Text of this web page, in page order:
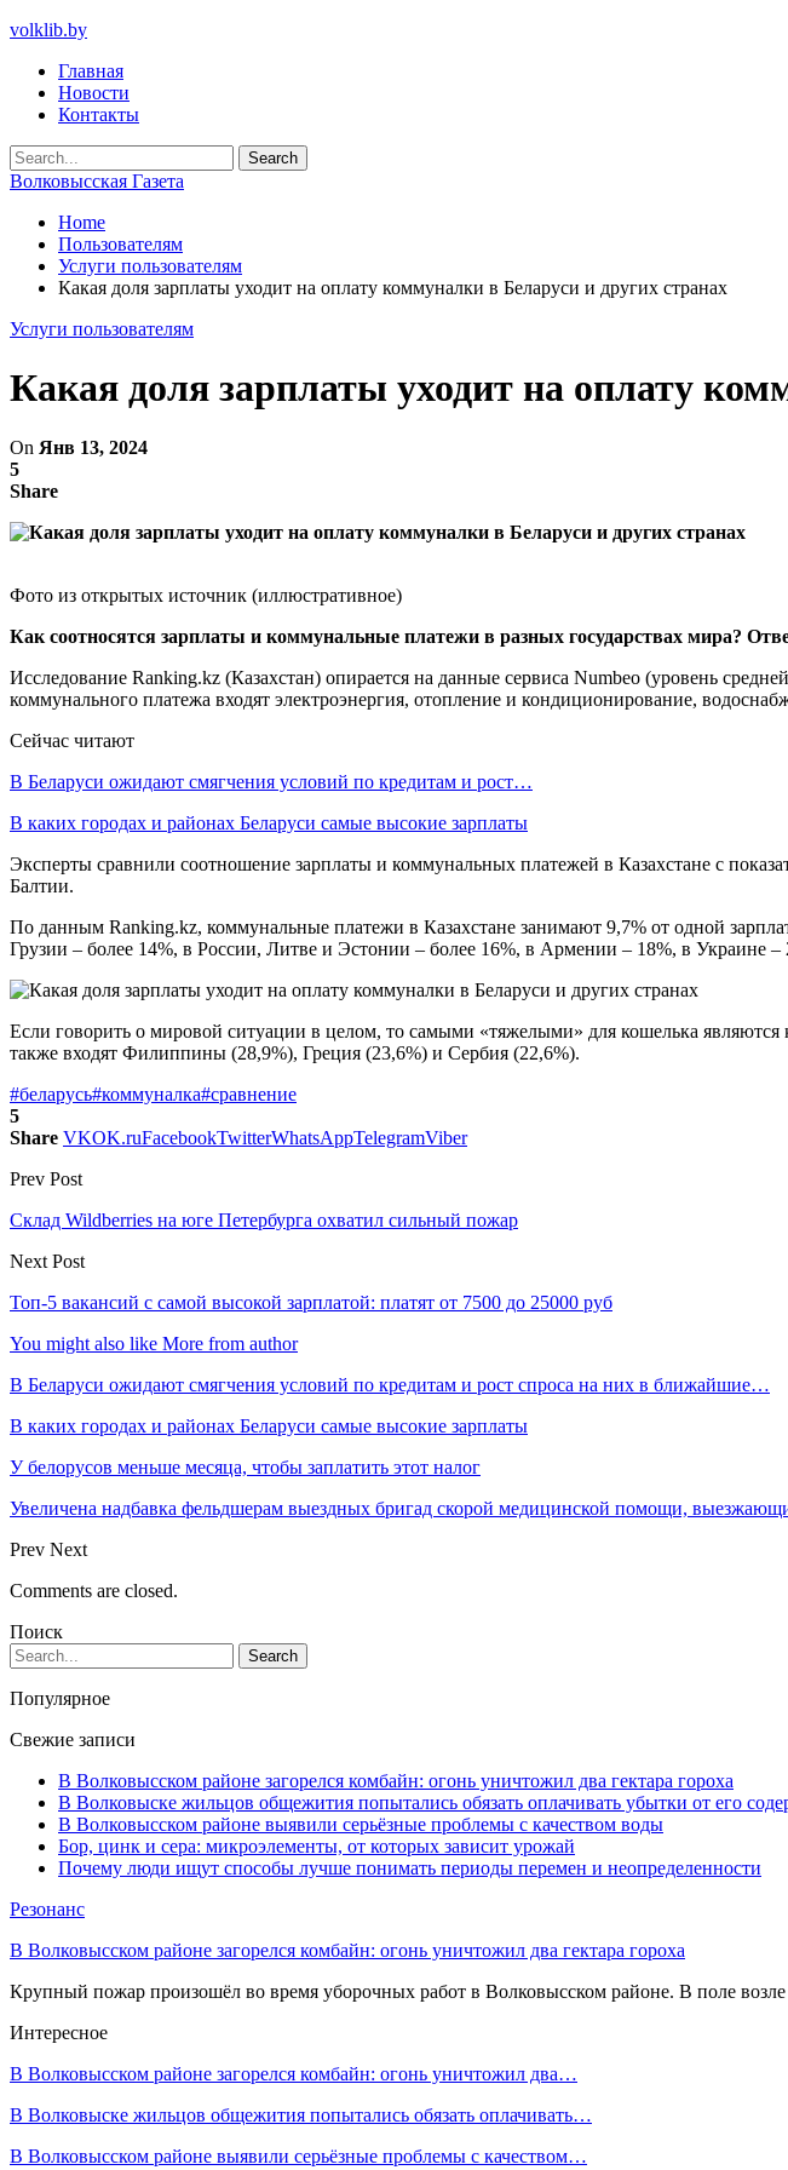
volklib.by
Главная
Новости
Контакты
Волковысская Газета
Home
Пользователям
Услуги пользователям
Какая доля зарплаты уходит на оплату коммуналки в Беларуси и других странах
Услуги пользователям
Какая доля зарплаты уходит на оплату
On Янв 13, 2024
5
Share
Фото из открытых источник (иллюстративное)
Как соотносятся зарплаты и коммунальные платежи в разных государствах мира?
Исследование Rаnking.kz (Казахстан) опирается на данные сервиса Numbeo (уровень
коммунального платежа входят электроэнергия, отопление и кондиционирование,
Сейчас читают
В Беларуси ожидают смягчения условий по кредитам и рост…
В каких городах и районах Беларуси самые высокие зарплаты
Эксперты сравнили соотношение зарплаты и коммунальных платежей в Казахстане с
Балтии.
По данным Rаnking.kz, коммунальные платежи в Казахстане занимают 9,7% от одной
Грузии – более 14%, в России, Литве и Эстонии – более 16%, в Армении – 18%, в Украине
Если говорить о мировой ситуации в целом, то самыми «тяжелыми» для кошелька
также входят Филиппины (28,9%), Греция (23,6%) и Сербия (22,6%).
#беларусь#коммуналка#сравнение
5
Share VKOK.ruFacebookTwitterWhatsAppTelegramViber
Prev Post
Склад Wildberries на юге Петербурга охватил сильный пожар
Next Post
Топ-5 вакансий с самой высокой зарплатой: платят от 7500 до 25000 руб
You might also like More from author
В Беларуси ожидают смягчения условий по кредитам и рост спроса на них в ближайшие…
В каких городах и районах Беларуси самые высокие зарплаты
У белорусов меньше месяца, чтобы заплатить этот налог
Увеличена надбавка фельдшерам выездных бригад скорой медицинской помощи,
Prev Next
Comments are closed.
Поиск
Популярное
Свежие записи
В Волковысском районе загорелся комбайн: огонь уничтожил два гектара гороха
В Волковыске жильцов общежития попытались обязать оплачивать убытки от его
В Волковысском районе выявили серьёзные проблемы с качеством воды
Бор, цинк и сера: микроэлементы, от которых зависит урожай
Почему люди ищут способы лучше понимать периоды перемен и неопределенности
Резонанс
В Волковысском районе загорелся комбайн: огонь уничтожил два гектара гороха
Крупный пожар произошёл во время уборочных работ в Волковысском районе. В поле
Интересное
В Волковысском районе загорелся комбайн: огонь уничтожил два…
В Волковыске жильцов общежития попытались обязать оплачивать…
В Волковысском районе выявили серьёзные проблемы с качеством…